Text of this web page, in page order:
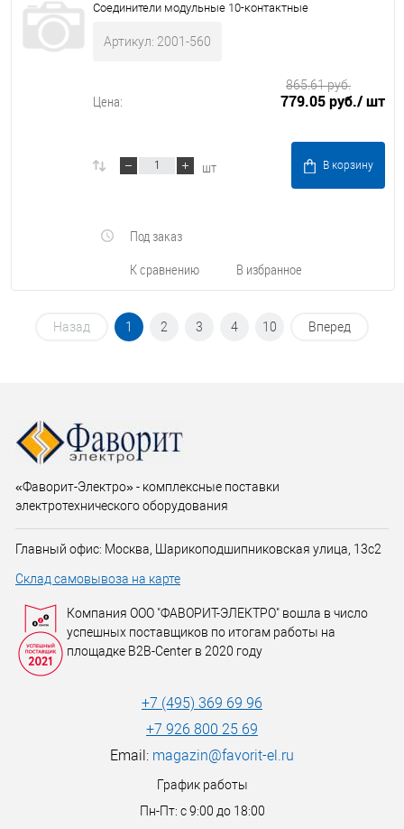
Соединители модульные 10-контактные
Артикул: 2001-560
Цена: 779.05 руб./ шт
865.61 руб.
шт В корзину
К сравнению В избранное
Под заказ
Назад 1 2 3 4 10 Вперед
«Фаворит-Электро» - комплексные поставки
электротехнического оборудования
Главный офис: Москва, Шарикоподшипниковская улица, 13с2
Склад самовывоза на карте
Компания ООО "ФАВОРИТ-ЭЛЕКТРО" вошла в число
успешных поставщиков по итогам работы на
площадке B2B-Center в 2020 году
+7 (495) 369 69 96
+7 926 800 25 69
Email: magazin@favorit-el.ru
График работы
Пн-Пт: с 9:00 до 18:00